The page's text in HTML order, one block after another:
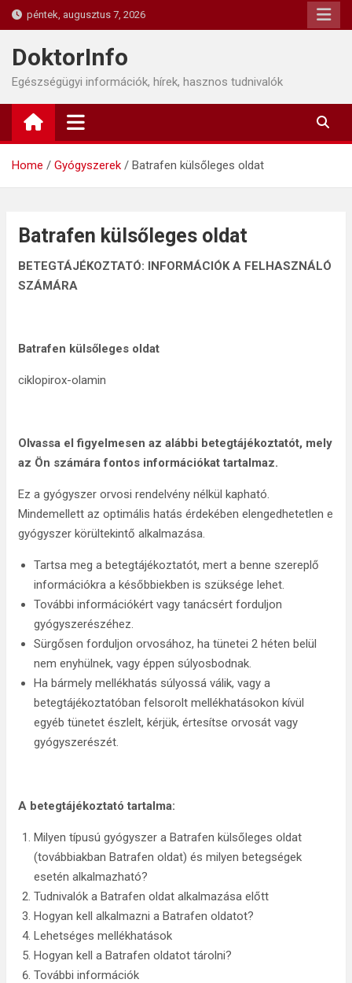
Skip
to
content
péntek, augusztus 7, 2026
DoktorInfo
Egészségügyi információk, hírek, hasznos tudnivalók
Home Gyógyszerek Batrafen külsőleges oldat
Batrafen külsőleges oldat
BETEGTÁJÉKOZTATÓ: INFORMÁCIÓK A FELHASZNÁLÓ
SZÁMÁRA
Batrafen külsőleges oldat
ciklopirox-olamin
Olvassa el figyelmesen az alábbi betegtájékoztatót, mely
az Ön számára fontos információkat tartalmaz.
Ez a gyógyszer orvosi rendelvény nélkül kapható.
Mindemellett az optimális hatás érdekében elengedhetetlen e
gyógyszer körültekintő alkalmazása.
Tartsa meg a betegtájékoztatót, mert a benne szereplő
információkra a későbbiekben is szüksége lehet.
További információkért vagy tanácsért forduljon
gyógyszerészéhez.
Sürgősen forduljon orvosához, ha tünetei 2 héten belül
nem enyhülnek, vagy éppen súlyosbodnak.
Ha bármely mellékhatás súlyossá válik, vagy a
betegtájékoztatóban felsorolt mellékhatásokon kívül
egyéb tünetet észlelt, kérjük, értesítse orvosát vagy
gyógyszerészét.
A betegtájékoztató tartalma:
Milyen típusú gyógyszer a Batrafen külsőleges oldat
(továbbiakban Batrafen oldat) és milyen betegségek
esetén alkalmazható?
Tudnivalók a Batrafen oldat alkalmazása előtt
Hogyan kell alkalmazni a Batrafen oldatot?
Lehetséges mellékhatások
Hogyan kell a Batrafen oldatot tárolni?
További információk